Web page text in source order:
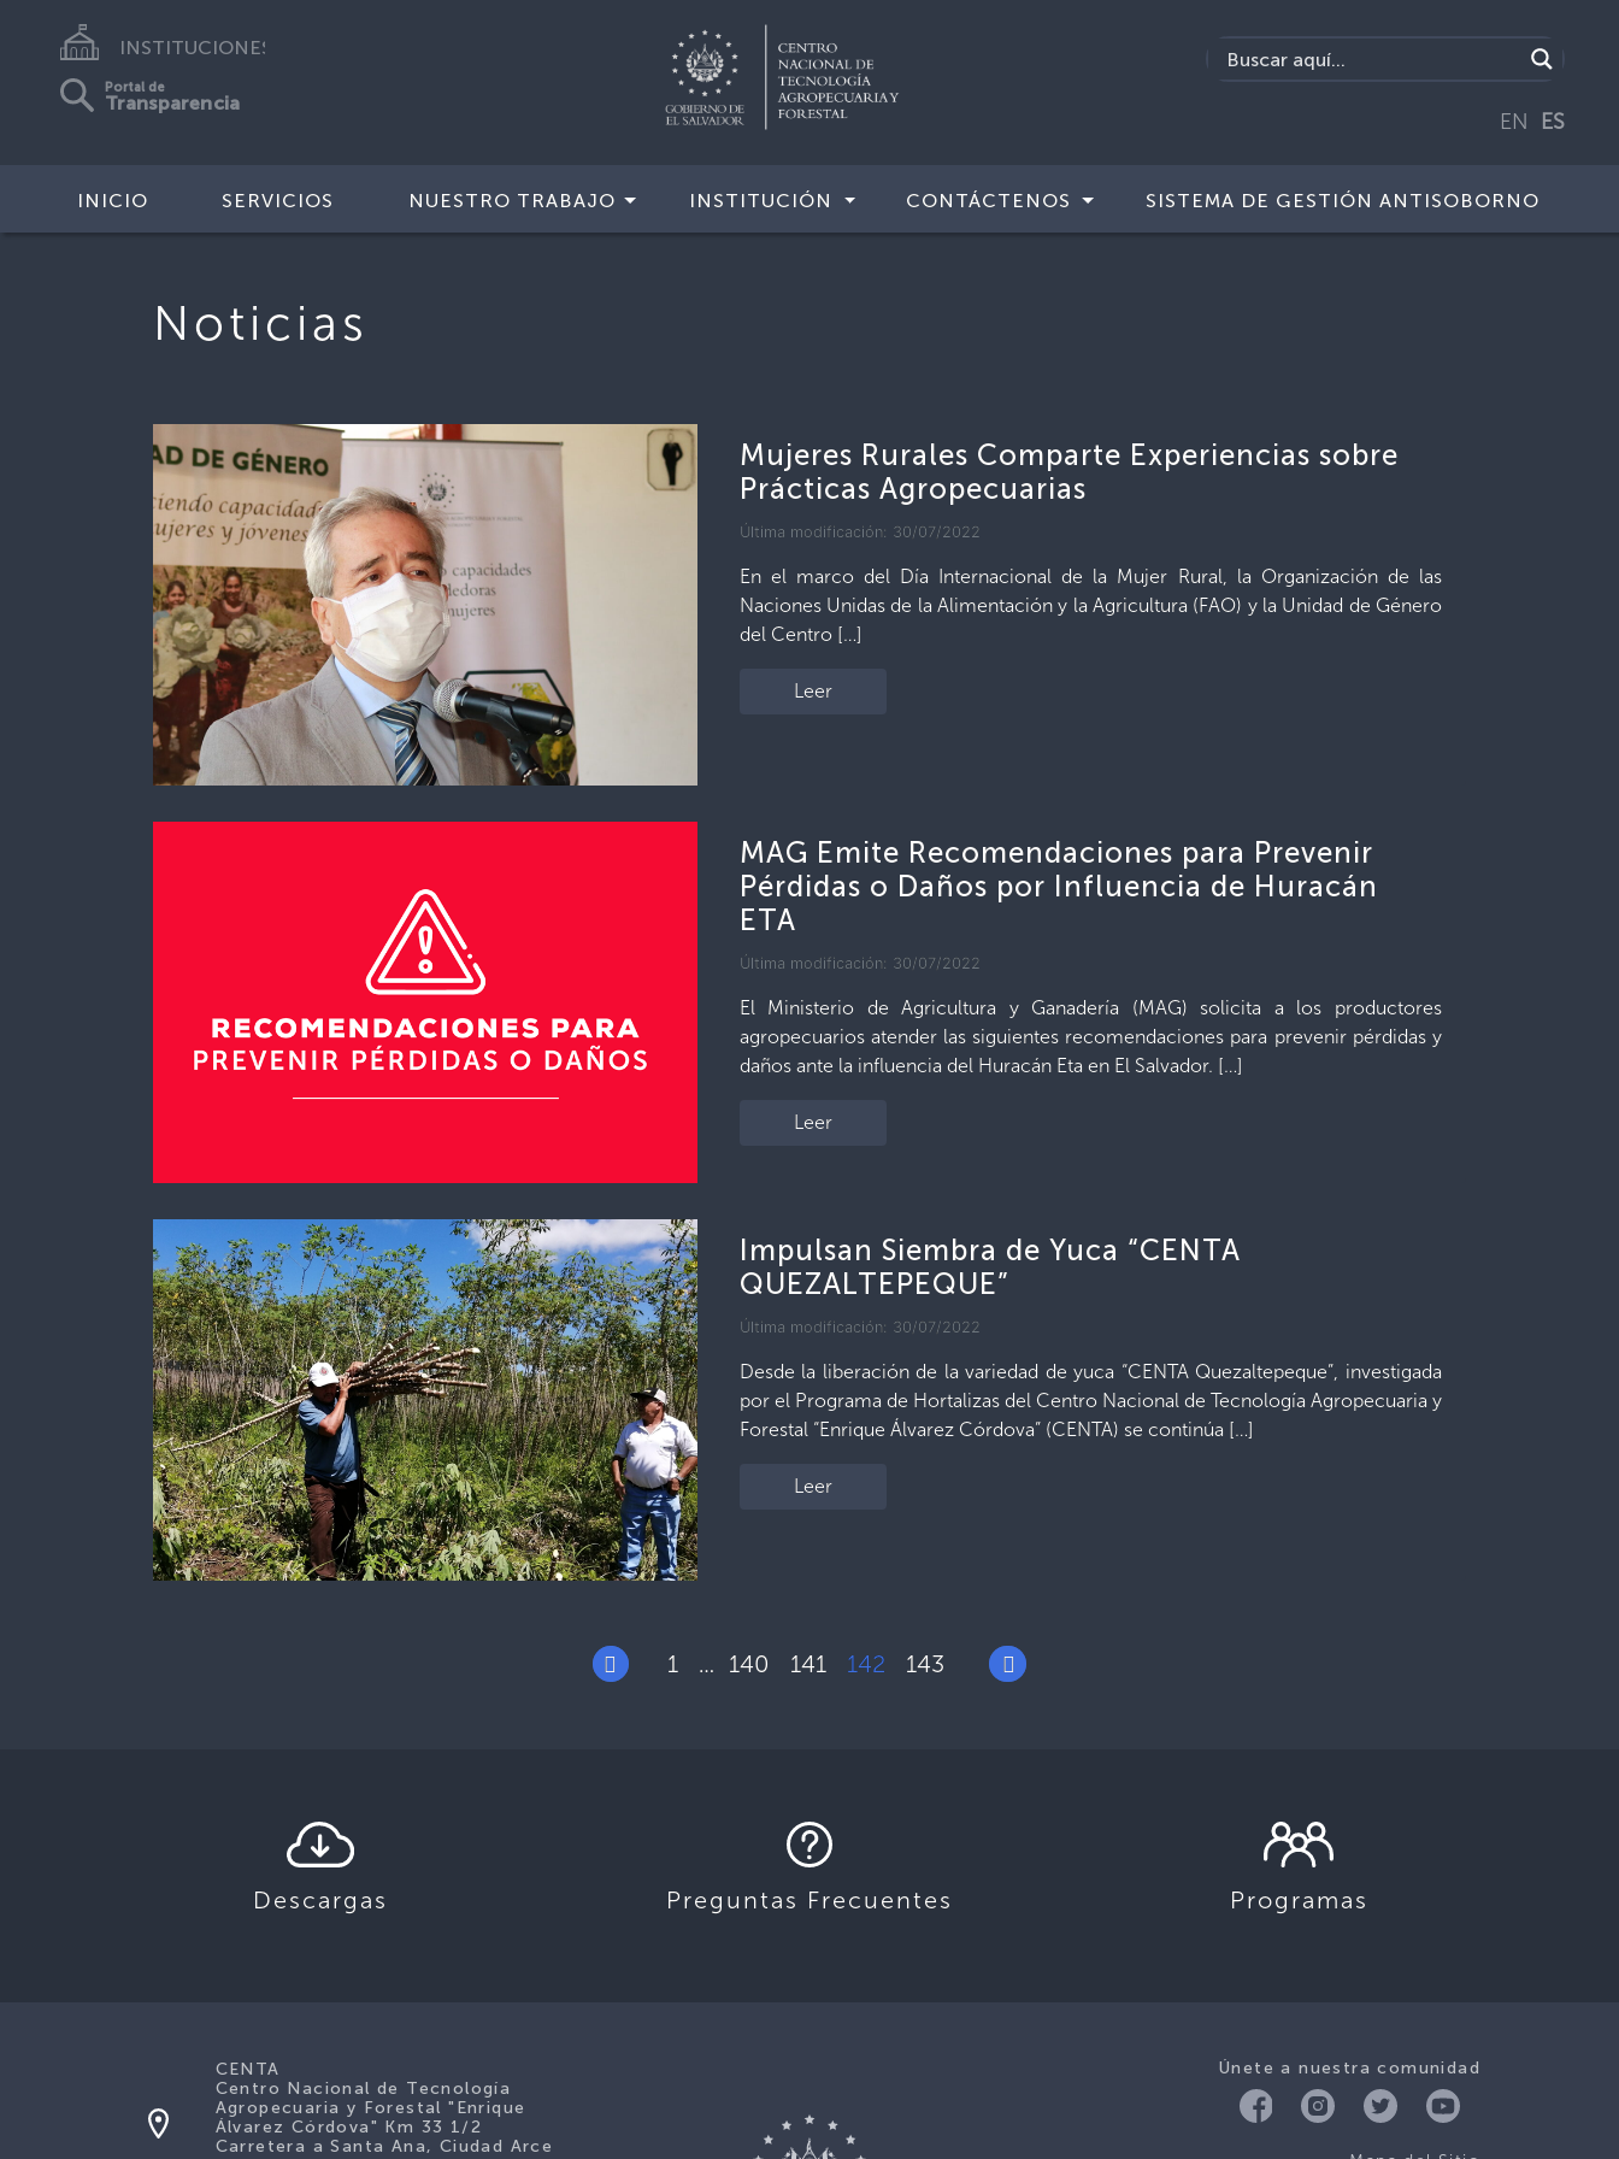
INSTITUCIONES
Portal de
Transparencia
EN ES
INICIO SERVICIOS NUESTRO TRABAJO INSTITUCIÓN CONTÁCTENOS SISTEMA DE GESTIÓN ANTISOBORNO
Noticias
Mujeres Rurales Comparte Experiencias sobre
Prácticas Agropecuarias
Última modificación: 30/07/2022
En el marco del Día Internacional de la Mujer Rural, la Organización de las
Naciones Unidas de la Alimentación y la Agricultura (FAO) y la Unidad de Género
del Centro […]
Leer
MAG Emite Recomendaciones para Prevenir
Pérdidas o Daños por Influencia de Huracán
ETA
Última modificación: 30/07/2022
El Ministerio de Agricultura y Ganadería (MAG) solicita a los productores
agropecuarios atender las siguientes recomendaciones para prevenir pérdidas y
daños ante la influencia del Huracán Eta en El Salvador. […]
Leer
Impulsan Siembra de Yuca “CENTA
QUEZALTEPEQUE”
Última modificación: 30/07/2022
Desde la liberación de la variedad de yuca “CENTA Quezaltepeque”, investigada
por el Programa de Hortalizas del Centro Nacional de Tecnología Agropecuaria y
Forestal “Enrique Álvarez Córdova” (CENTA) se continúa […]
Leer
1 … 140 141 142 143
Descargas Preguntas Frecuentes Programas
Únete a nuestra comunidad
CENTA
Centro Nacional de Tecnología
Agropecuaria y Forestal "Enrique
Álvarez Córdova" Km 33 1/2
Carretera a Santa Ana, Ciudad Arce